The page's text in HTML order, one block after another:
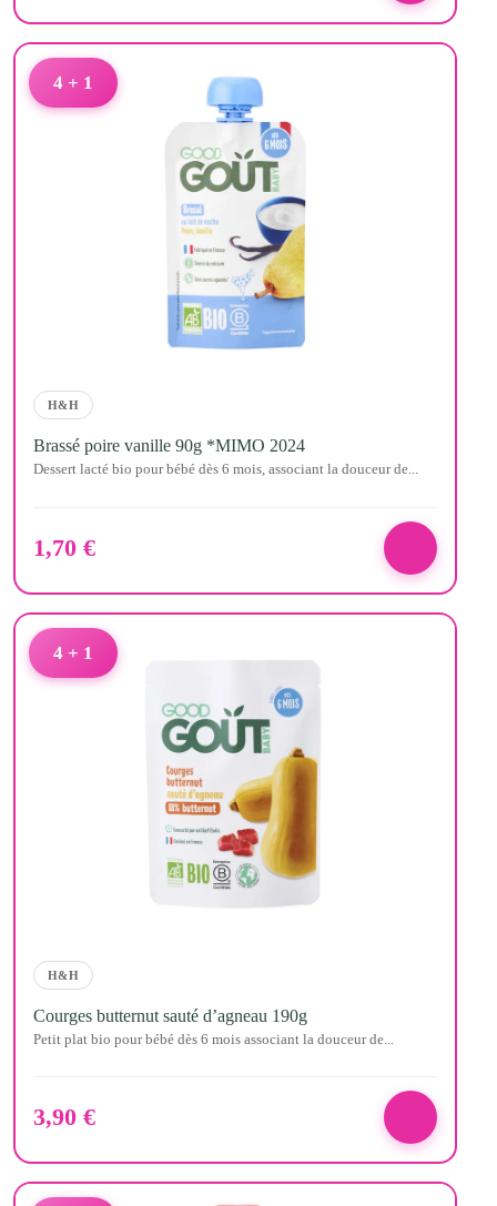
4 + 1
H&H
Brassé poire vanille 90g *MIMO 2024
Dessert lacté bio pour bébé dès 6 mois, associant la douceur de...
1,70 €
4 + 1
H&H
Courges butternut sauté d’agneau 190g
Petit plat bio pour bébé dès 6 mois associant la douceur de...
3,90 €